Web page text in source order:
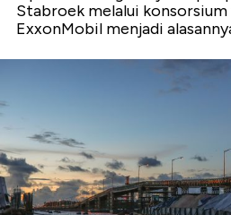
Stabroek melalui
ExxonMobil menjadi